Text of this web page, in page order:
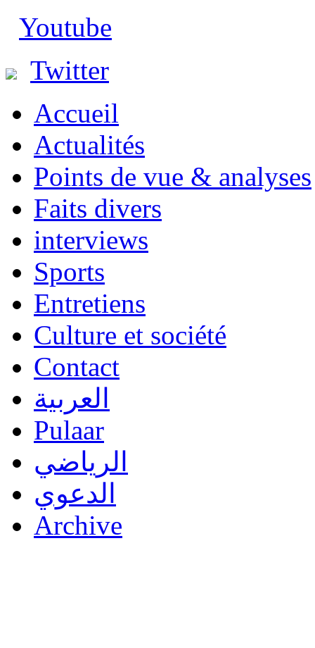
Youtube
Twitter
Accueil
Actualités
Points de vue & analyses
Faits divers
interviews
Sports
Entretiens
Culture et société
Contact
العربية
Pulaar
الرياضي
الدعوي
Archive